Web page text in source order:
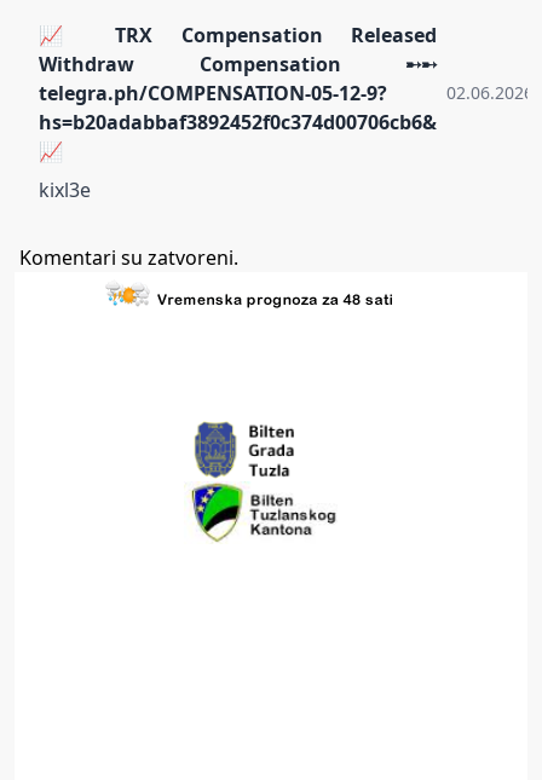
📈 TRX Compensation Released
Withdraw Compensation ➸➸
telegra.ph/COMPENSATION-05-12-9?
hs=b20adabbaf3892452f0c374d00706cb6&
📈
02.06.2026.
kixl3e
Komentari su zatvoreni.